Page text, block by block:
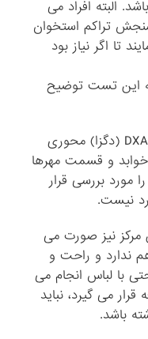
باشد. البته افراد می
تراکم استخوان
تا اگر نیاز بود
این تست توضیح
ببینید تنها روش قابل قبول، روش DXA (دگزا) محوری
و قسمت مهرها
مورد بررسی قرار
نیست.
نیز صورت می
ندارد و راحت و
با لباس انجام می
می گیرد، نباید
باشد.